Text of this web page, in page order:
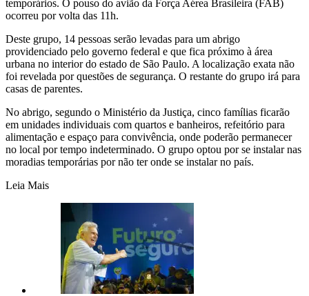
temporários. O pouso do avião da Força Aérea Brasileira (FAB)
ocorreu por volta das 11h.
Deste grupo, 14 pessoas serão levadas para um abrigo
providenciado pelo governo federal e que fica próximo à área
urbana no interior do estado de São Paulo. A localização exata não
foi revelada por questões de segurança. O restante do grupo irá para
casas de parentes.
No abrigo, segundo o Ministério da Justiça, cinco famílias ficarão
em unidades individuais com quartos e banheiros, refeitório para
alimentação e espaço para convivência, onde poderão permanecer
no local por tempo indeterminado. O grupo optou por se instalar nas
moradias temporárias por não ter onde se instalar no país.
Leia Mais